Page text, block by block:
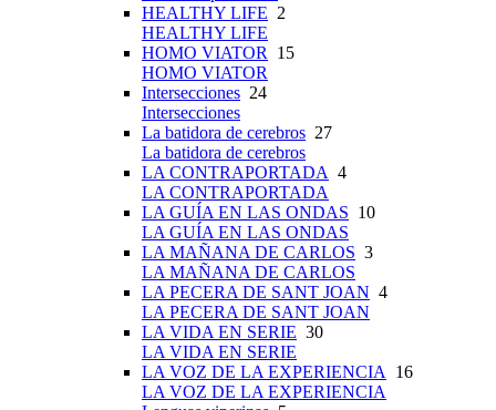
HEALTHY LIFE 2
HEALTHY LIFE
HOMO VIATOR 15
HOMO VIATOR
Intersecciones 24
Intersecciones
La batidora de cerebros 27
La batidora de cerebros
LA CONTRAPORTADA 4
LA CONTRAPORTADA
LA GUÍA EN LAS ONDAS 10
LA GUÍA EN LAS ONDAS
LA MAÑANA DE CARLOS 3
LA MAÑANA DE CARLOS
LA PECERA DE SANT JOAN 4
LA PECERA DE SANT JOAN
LA VIDA EN SERIE 30
LA VIDA EN SERIE
LA VOZ DE LA EXPERIENCIA 16
LA VOZ DE LA EXPERIENCIA